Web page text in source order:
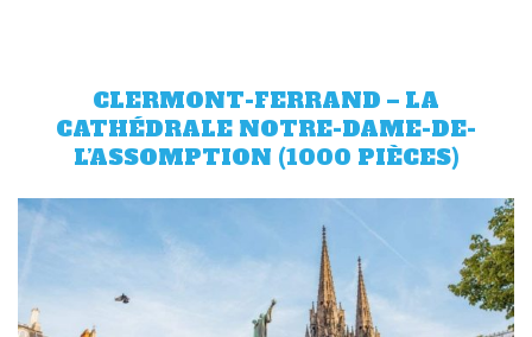
CLERMONT-FERRAND – LA
CATHÉDRALE NOTRE-DAME-DE-
L’ASSOMPTION (1000 PIÈCES)